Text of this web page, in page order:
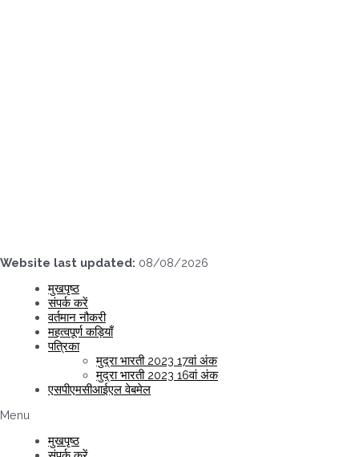
Website last updated: 08/08/2026
मुखपृष्ठ
संपर्क करें
वर्तमान नौकरी
महत्वपूर्ण कड़ियाँ
पत्रिका
मुद्रा भारती 2023 17वां अंक
मुद्रा भारती 2023 16वां अंक
एसपीएमसीआईएल वेबमेल
Menu
मुखपृष्ठ